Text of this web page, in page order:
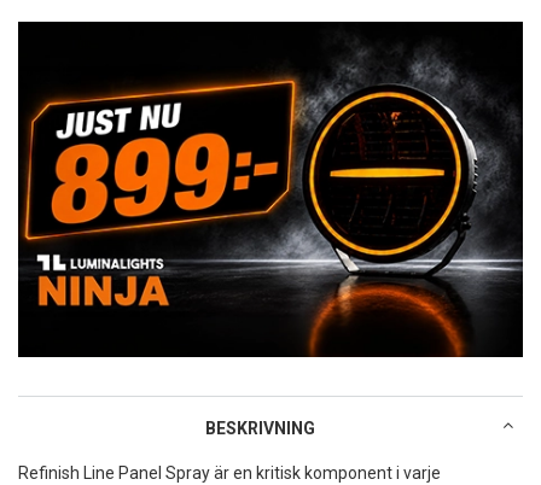
BESKRIVNING
Refinish Line Panel Spray är en kritisk komponent i varje